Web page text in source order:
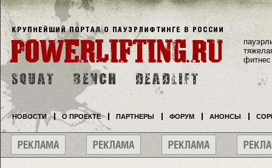
фитнес
НОВОСТИ О ПРОЕКТЕ ПАРТНЕРЫ ФОРУМ АНОНСЫ